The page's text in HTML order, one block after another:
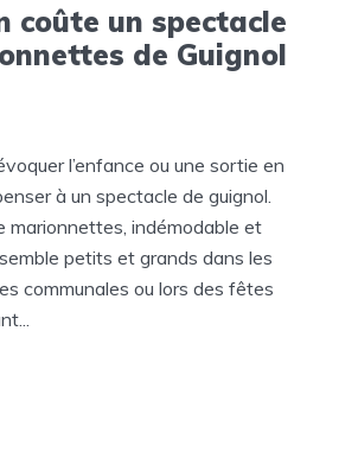
coûte un spectacle
de Guignol
l’enfance ou une sortie en
à un spectacle de guignol.
marionnettes, indémodable et
petits et grands dans les
communales ou lors des fêtes